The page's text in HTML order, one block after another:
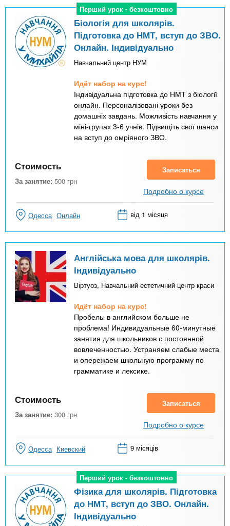
Перший урок - безкоштовно
Перший урок - безкоштовно
Біологія для школярів.
Підготовка до НМТ, вступ до ЗВО.
Онлайн. Індивідуально
Навчальний центр НУМ
Идёт набор на курс!
Індивідуальна підготовка до НМТ з біології
онлайн. Персоналізовані уроки без
домашніх завдань. Можливість навчання у
міні-групах 3-6 учнів. Підвищіть свої шанси
на вступ до омріяного ЗВО.
Стоимость
За занятие: 500 грн
Записаться
Подробно о курсе
Одесса Онлайн від 1 місяця
Англійська мова для школярів.
Індивідуально
Віртуоз, Навчальний естетичний центр краси
Идёт набор на курс!
Пробелы в английском больше не
проблема! Индивидуальные 60-минутные
занятия для школьников с постоянной
вовлеченностью. Устраняем слабые места
и опережаем школьную программу по
грамматике и лексике.
Стоимость
За занятие: 300 грн
Записаться
Подробно о курсе
Одесса Киевский 9 місяців
Перший урок - безкоштовно
Перший урок - безкоштовно
Фізика для школярів. Підготовка
до НМТ, вступ до ЗВО. Онлайн.
Індивідуально